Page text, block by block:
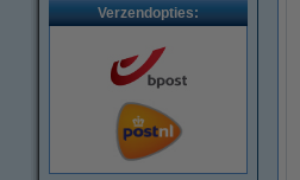
Verzendopties: